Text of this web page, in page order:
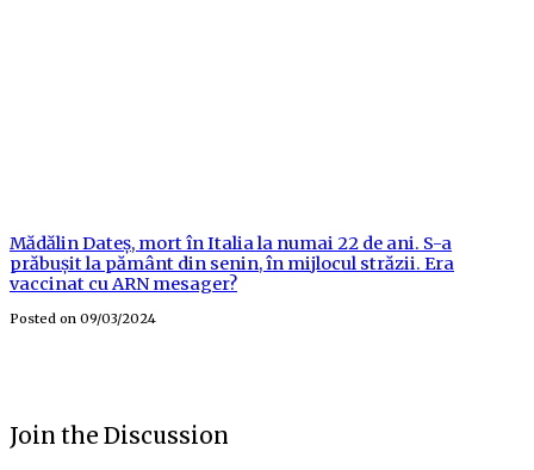
Mădălin Dateș, mort în Italia la numai 22 de ani. S-a
prăbușit la pământ din senin, în mijlocul străzii. Era
vaccinat cu ARN mesager?
Posted on 09/03/2024
Join the Discussion